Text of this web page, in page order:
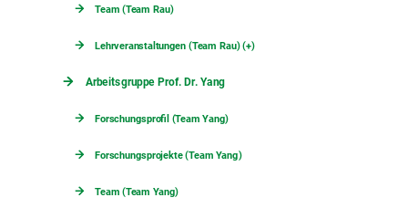
Team (Team Rau)
Lehrveranstaltungen (Team Rau) (+)
Arbeitsgruppe Prof. Dr. Yang
Forschungsprofil (Team Yang)
Forschungsprojekte (Team Yang)
Team (Team Yang)